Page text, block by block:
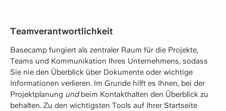
Teamverantwortlichkeit
Basecamp fungiert als zentraler Raum für die Projekte,
Teams und Kommunikation Ihres Unternehmens, sodass
Sie nie den Überblick über Dokumente oder wichtige
Informationen verlieren. Im Grunde hilft es Ihnen, bei der
Projektplanung und beim Kontakthalten den Überblick zu
behalten. Zu den wichtigsten Tools auf Ihrer Startseite